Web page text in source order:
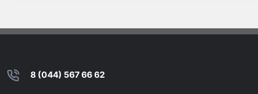
8 (044) 567 66 62